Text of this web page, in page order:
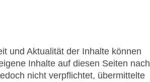
und Aktualität der Inhalte können
Inhalte auf diesen Seiten nach
nicht verpflichtet, übermittelte